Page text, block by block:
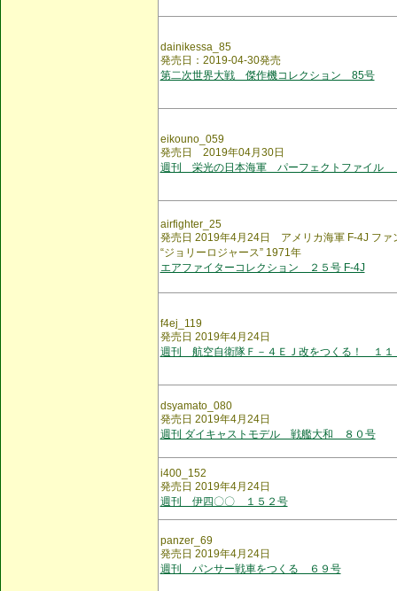
dainikessa_85
発売日：2019-04-30発売
第二次世界大戦 傑作機コレクション 85号
eikouno_059
発売日 2019年04月30日
週刊 栄光の日本海軍 パーフェクトファイル
airfighter_25
発売日 2019年4月24日 アメリカ海軍 F-4J ファ
“ジョリーロジャース” 1971年
エアファイターコレクション ２５号 F-4J
f4ej_119
発売日 2019年4月24日
週刊 航空自衛隊Ｆ－４ＥＪ改をつくる！ １１
dsyamato_080
発売日 2019年4月24日
週刊 ダイキャストモデル 戦艦大和 ８０号
i400_152
発売日 2019年4月24日
週刊 伊四〇〇 １５２号
panzer_69
発売日 2019年4月24日
週刊 パンサー戦車をつくる ６９号